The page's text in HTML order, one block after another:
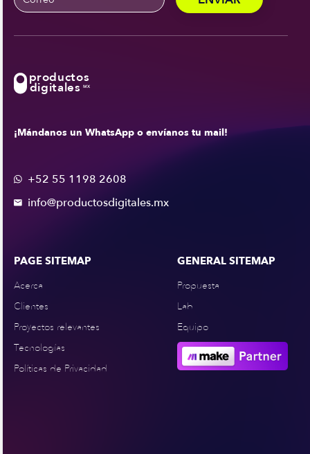
productos
digitales MX
¡Mándanos un WhatsApp o envíanos tu mail!
 +52 55 1198 2608
 info@productosdigitales.mx
PAGE SITEMAP
Acerca
Clientes
Proyectos relevantes
Tecnologías
Políticas de Privacidad
GENERAL SITEMAP
Propuesta
Lab
Equipo